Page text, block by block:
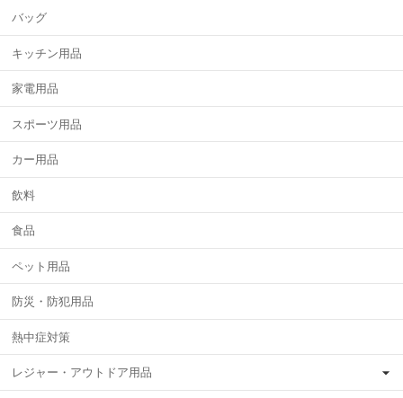
バッグ
キッチン用品
家電用品
スポーツ用品
カー用品
飲料
食品
ペット用品
防災・防犯用品
熱中症対策
レジャー・アウトドア用品